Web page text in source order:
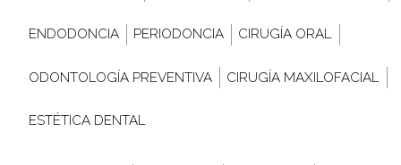
ENDODONCIA PERIODONCIA CIRUGÍA ORAL
ODONTOLOGÍA PREVENTIVA CIRUGÍA MAXILOFACIAL
ESTÉTICA DENTAL